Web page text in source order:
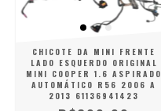
CHICOTE DA MINI FRENTE
LADO ESQUERDO ORIGINAL
MINI COOPER 1.6 ASPIRADO
AUTOMÁTICO R56 2006 A
2013 61136941423